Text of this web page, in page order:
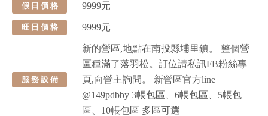
假 日 價 格 9999元
旺 日 價 格 9999元
服 務 設 備
新的營區,地點在南投縣埔里鎮。 整個營
區種滿了落羽松。訂位請私訊FB粉絲專
頁,向營主詢問。 新營區官方line
@149pdbby 3帳包區、6帳包區、5帳包
區、10帳包區 多區可選